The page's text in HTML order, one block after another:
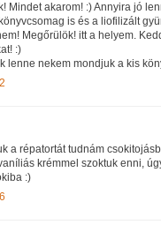
Mindet akarom! :) Annyira jó
is és a liofilizált
Megőrülök! itt a helyem.
:)
lenne nekem mondjuk a kis
a répatortát tudnám
krémmel szoktuk enni,
:)